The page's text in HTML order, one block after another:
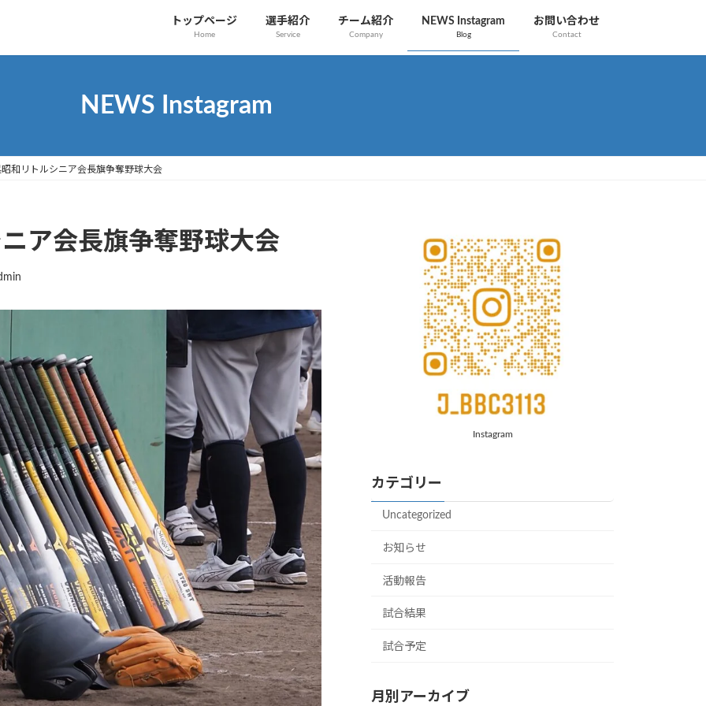
トップページ
Home
選手紹介
Service
チーム紹介
Company
NEWS Instagram
Blog
お問い合わせ
Contact
NEWS Instagram
和リトルシニア会長旗争奪野球大会
ア会長旗争奪野球大会
Instagram
カテゴリー
Uncategorized
お知らせ
活動報告
試合結果
試合予定
月別アーカイブ